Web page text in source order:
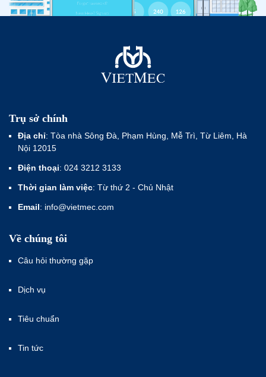
Trụ sở chính
Địa chỉ: Tòa nhà Sông Đà, Phạm Hùng, Mễ Trì, Từ Liêm, Hà
Nội 12015
Điện thoại: 024 3212 3133
Thời gian làm việc: Từ thứ 2 - Chủ Nhật
Email: info@vietmec.com
Về chúng tôi
Câu hỏi thường gặp
Dịch vụ
Tiêu chuẩn
Tin tức